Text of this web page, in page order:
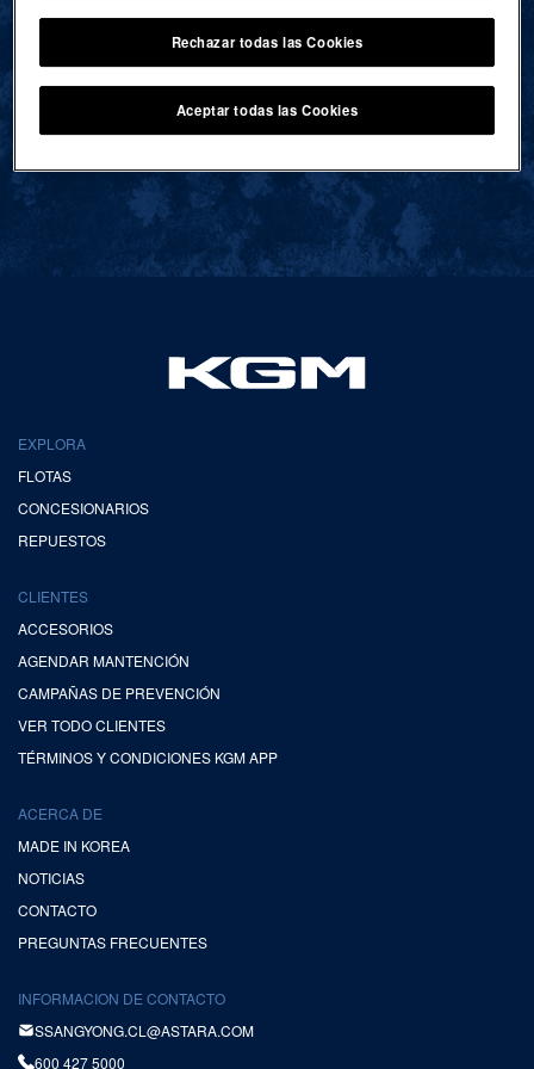
VOLVER AL INICIO
EXPLORA
FLOTAS
CONCESIONARIOS
REPUESTOS
CLIENTES
ACCESORIOS
AGENDAR MANTENCIÓN
CAMPAÑAS DE PREVENCIÓN
VER TODO CLIENTES
TÉRMINOS Y CONDICIONES KGM APP
ACERCA DE
MADE IN KOREA
NOTICIAS
CONTACTO
PREGUNTAS FRECUENTES
INFORMACION DE CONTACTO
SSANGYONG.CL@ASTARA.COM
600 427 5000
Rechazar todas las Cookies
Aceptar todas las Cookies